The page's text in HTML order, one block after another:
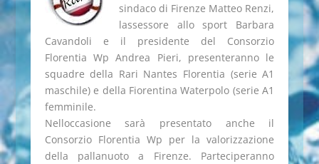
sindaco di Firenze Matteo Renzi,
lassessore allo sport Barbara
Cavandoli e il presidente del Consorzio
Florentia Wp Andrea Pieri, presenteranno le
squadre della Rari Nantes Florentia (serie A1
maschile) e della Fiorentina Waterpolo (serie A1
femminile.
Nelloccasione sarà presentato anche il
Consorzio Florentia Wp per la valorizzazione
della pallanuoto a Firenze. Parteciperanno